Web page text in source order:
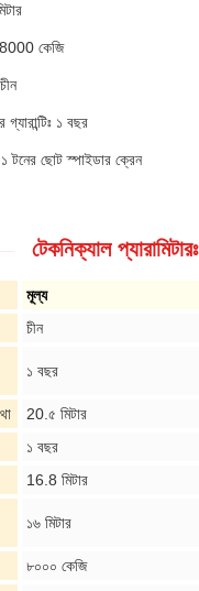
কেজি
১ বছর
১ টনের ছোট স্পাইডার ক্রেন
টেকনিক্যাল প্যারামিটারঃ
মূল্য
চীন
১ বছর
20.৫ মিটার
১ বছর
16.8 মিটার
১৬ মিটার
৮০০০ কেজি